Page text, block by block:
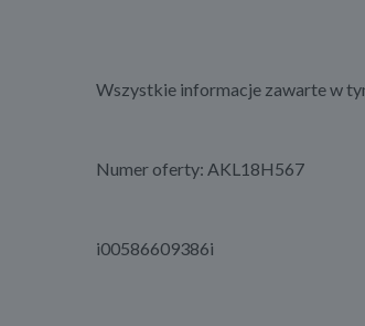
Wszystkie informacje zawarte w
Numer oferty: AKL18H567
i00586609386i